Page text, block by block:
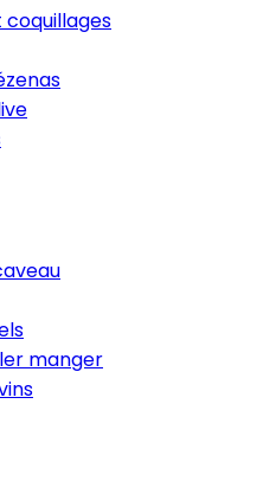
coquillages
manger